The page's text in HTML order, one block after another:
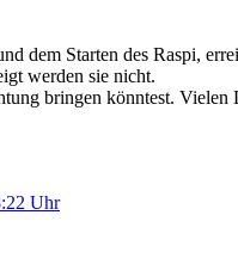
dem Starten des Raspi,
werden sie nicht.
bringen könntest. Vielen
Uhr